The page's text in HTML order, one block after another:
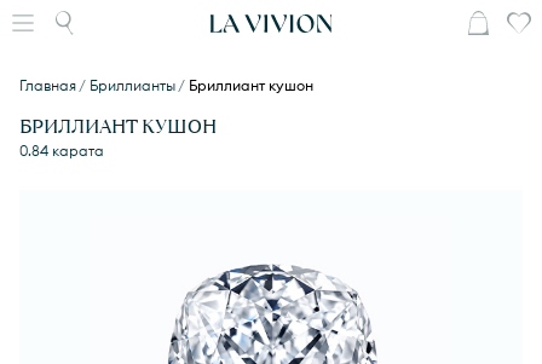
Главная Бриллианты Бриллиант кушон
БРИЛЛИАНТ КУШОН
0.84 карата